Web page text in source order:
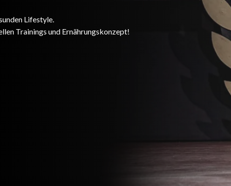
Lifestyle.
Trainings und Ernährungskonzept!